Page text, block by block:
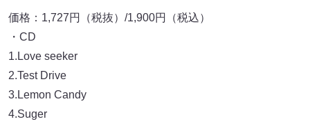
価格：1,727円（税抜）/1,900円（税込）
・CD
1.Love seeker
2.Test Drive
3.Lemon Candy
4.Suger